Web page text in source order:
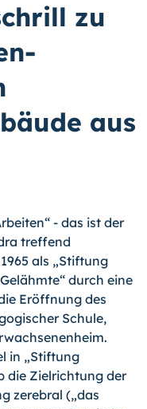
zu
aus
- das ist der
treffend
als „Stiftung
durch eine
Eröffnung des
Schule,
in „Stiftung
die Zielrichtung der
zerebral („das